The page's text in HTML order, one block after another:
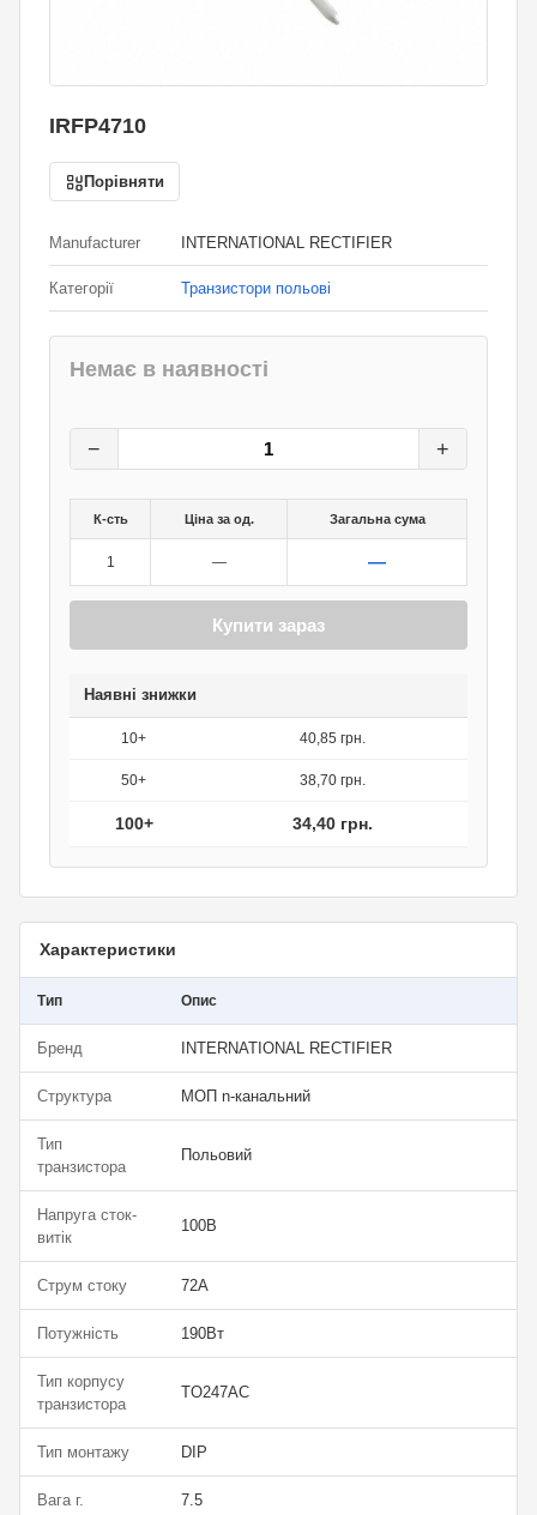
IRFP4710
Порівняти
Manufacturer INTERNATIONAL RECTIFIER
Категорії Транзистори польові
Немає в наявності
− +
К-сть Ціна за од. Загальна сума
1 — —
Купити зараз
Наявні знижки
10+ 40,85 грн.
50+ 38,70 грн.
100+ 34,40 грн.
Характеристики
Тип Опис
Бренд INTERNATIONAL RECTIFIER
Структура МОП n-канальний
Тип
транзистора
Польовий
Напруга сток-
витік
100В
Струм стоку 72А
Потужність 190Вт
Тип корпусу
транзистора
TO247AC
Тип монтажу DIP
Вага г. 7.5